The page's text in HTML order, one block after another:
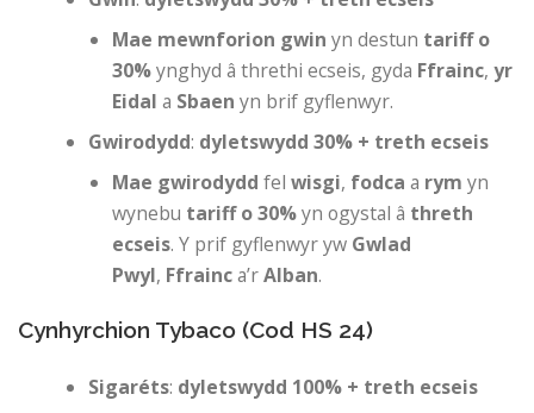
Mae mewnforion gwin yn destun tariff o
30%ynghyd â threthi ecseis, gyda Ffrainc,yr
Eidal a Sbaen yn brif gyflenwyr.
Gwirodydd: dyletswydd 30% + treth ecseis
Mae gwirodydd felwisgi, fodca a rym yn
wynebu tariff o 30%yn ogystal â threth
ecseis. Y prif gyflenwyr yw Gwlad
Pwyl, Ffrainca’rAlban.
Cynhyrchion Tybaco (Cod HS 24)
Sigaréts: dyletswydd 100% + treth ecseis